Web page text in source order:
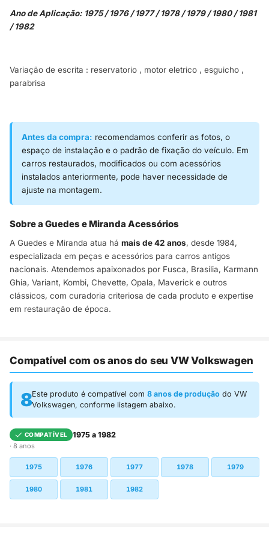
Ano de Aplicação: 1975 / 1976 / 1977 / 1978 / 1979 / 1980 / 1981
/ 1982
Variação de escrita : reservatorio , motor eletrico , esguicho ,
parabrisa
Antes da compra: recomendamos conferir as fotos, o
espaço de instalação e o padrão de fixação do veículo. Em
carros restaurados, modificados ou com acessórios
instalados anteriormente, pode haver necessidade de
ajuste na montagem.
Sobre a Guedes e Miranda Acessórios
A Guedes e Miranda atua há mais de 42 anos, desde 1984,
especializada em peças e acessórios para carros antigos
nacionais. Atendemos apaixonados por Fusca, Brasília, Karmann
Ghia, Variant, Kombi, Chevette, Opala, Maverick e outros
clássicos, com curadoria criteriosa de cada produto e expertise
em restauração de época.
Compatível com os anos do seu VW Volkswagen
8Este produto é compatível com 8 anos de produção do VW
Volkswagen, conforme listagem abaixo.
COMPATÍVEL 1975 a 1982
· 8 anos
1975 1976 1977 1978 1979
1980 1981 1982